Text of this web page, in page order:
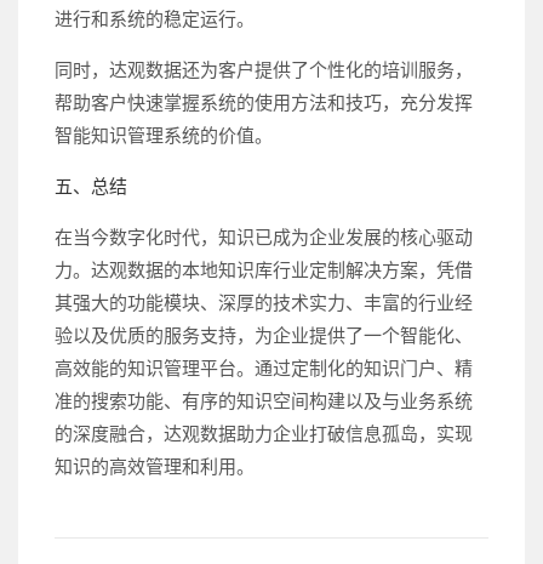
进行和系统的稳定运行。
同时，达观数据还为客户提供了个性化的培训服务，
帮助客户快速掌握系统的使用方法和技巧，充分发挥
智能知识管理系统的价值。
五、总结
在当今数字化时代，知识已成为企业发展的核心驱动
力。达观数据的本地知识库行业定制解决方案，凭借
其强大的功能模块、深厚的技术实力、丰富的行业经
验以及优质的服务支持，为企业提供了一个智能化、
高效能的知识管理平台。通过定制化的知识门户、精
准的搜索功能、有序的知识空间构建以及与业务系统
的深度融合，达观数据助力企业打破信息孤岛，实现
知识的高效管理和利用。